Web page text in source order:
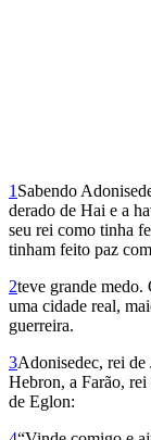
1 Sabendo
derado de Hai e a
seu rei como tinha
tinham feito paz
2teve grande medo.
uma cidade real,
guerreira.
3Ado­nisedec, rei de
Hebron, a Farão,
de Eglon: